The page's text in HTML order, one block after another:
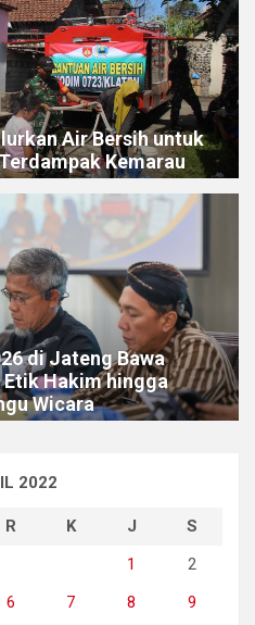
Air Bersih untuk
Kemarau
di Jateng Bawa
Etik Hakim hingga
Wicara
2022
R K J
S
1
2
6 7 8
9